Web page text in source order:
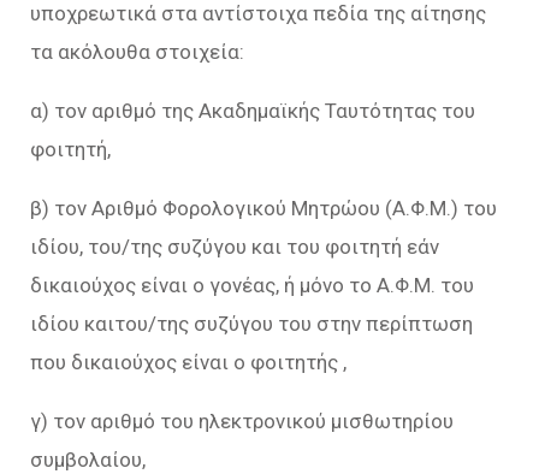
υποχρεωτικά στα αντίστοιχα πεδία της αίτησης
τα ακόλουθα στοιχεία:
α) τον αριθμό της Ακαδημαϊκής Ταυτότητας του
φοιτητή,
β) τον Αριθμό Φορολογικού Μητρώου (Α.Φ.Μ.) του
ιδίου, του/της συζύγου και του φοιτητή εάν
δικαιούχος είναι ο γονέας, ή μόνο το Α.Φ.Μ. του
ιδίου καιτου/της συζύγου του στην περίπτωση
που δικαιούχος είναι ο φοιτητής ,
γ) τον αριθμό του ηλεκτρονικού μισθωτηρίου
συμβολαίου,